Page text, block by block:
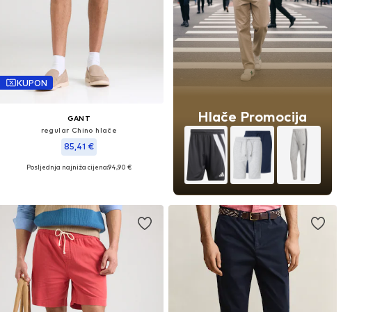
KUPON
GANT
regular Chino hlače
85,41 €
Dostupne veličine: 35-36
Posljednja najniža cijena:94,90 €
Hlače Promocija